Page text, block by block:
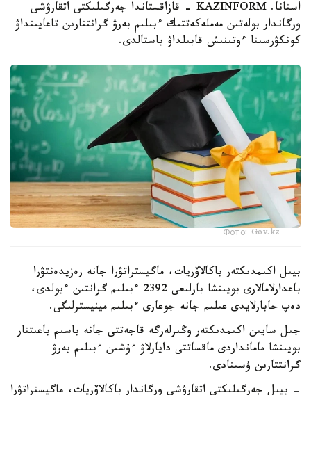
استانا. KAZINFORM - قازاقستاندا جەرگىلىكتى اتقارۋشى
ورگاندار بولەتىن مەملەكەتتىك ءبىلىم بەرۋ گرانتتارىن تاعايىنداۋ
كونكۋرسىنا ءوتىنىش قابىلداۋ باستالدى.
Фото: Gov.kz
بيىل اكىمدىكتەر باكالاۆريات، ماگيستراتۋرا جانە رەزيدەنتۋرا
باعدارلامالارى بويىنشا بارلىعى 2392 ءبىلىم گرانتىن ءبولدى،
دەپ حابارلايدى عىلىم جانە جوعارى ءبىلىم مينيسترلىگى.
جىل سايىن اكىمدىكتەر وڭىرلەرگە قاجەتتى جانە باسىم باعىتتار
بويىنشا مامانداردى ماقساتتى دايارلاۋ ءۇشىن ءبىلىم بەرۋ
گرانتتارىن ۇسىنادى.
- بيىل جەرگىلىكتى اتقارۋشى ورگاندار باكالاۆريات، ماگيستراتۋرا